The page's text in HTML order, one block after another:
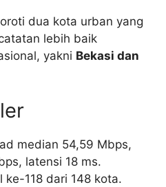
dua kota urban yang
lebih baik
yakni Bekasi dan
median 54,59 Mbps,
latensi 18 ms.
ke-118 dari 148 kota.